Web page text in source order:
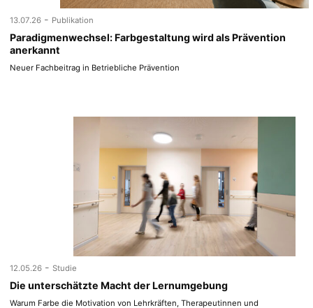
13.07.26 - Publikation
Paradigmenwechsel: Farbgestaltung wird als Prävention
anerkannt
Neuer Fachbeitrag in Betriebliche Prävention
12.05.26 - Studie
Die unterschätzte Macht der Lernumgebung
Warum Farbe die Motivation von Lehrkräften, Therapeutinnen und